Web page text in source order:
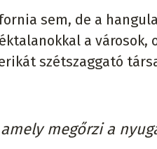
sem, de a
a városok,
szétszaggató
megőrzi a